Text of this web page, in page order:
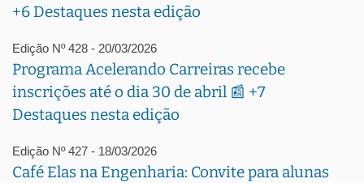
+6 Destaques nesta edição
Edição Nº 428 - 20/03/2026
Programa Acelerando Carreiras recebe
inscrições até o dia 30 de abril 📰 +7
Destaques nesta edição
Edição Nº 427 - 18/03/2026
Café Elas na Engenharia: Convite para alunas